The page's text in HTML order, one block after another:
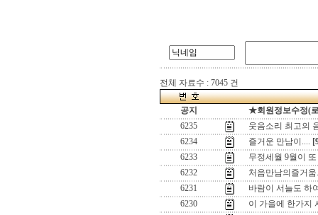
전체 자료수 : 7045 건
공지
★회원정보수정(
6235
웃음소리 최고의
6234
즐거운 만남이....
6233
무정세월 9월이
6232
처음만남의즐거움
6231
바람이 서늘도 하
6230
이 가을에 한가지